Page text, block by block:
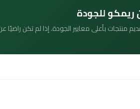
للجودة
منتجات بأعلى معايير الجودة. إذا لم تكن